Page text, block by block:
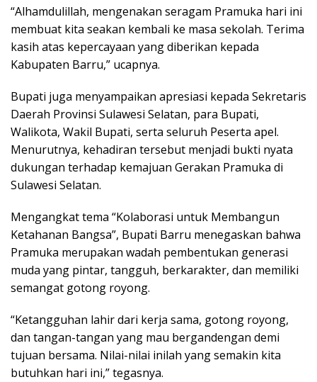
“Alhamdulillah, mengenakan seragam Pramuka hari ini
membuat kita seakan kembali ke masa sekolah. Terima
kasih atas kepercayaan yang diberikan kepada
Kabupaten Barru,” ucapnya.
Bupati juga menyampaikan apresiasi kepada Sekretaris
Daerah Provinsi Sulawesi Selatan, para Bupati,
Walikota, Wakil Bupati, serta seluruh Peserta apel.
Menurutnya, kehadiran tersebut menjadi bukti nyata
dukungan terhadap kemajuan Gerakan Pramuka di
Sulawesi Selatan.
Mengangkat tema “Kolaborasi untuk Membangun
Ketahanan Bangsa”, Bupati Barru menegaskan bahwa
Pramuka merupakan wadah pembentukan generasi
muda yang pintar, tangguh, berkarakter, dan memiliki
semangat gotong royong.
“Ketangguhan lahir dari kerja sama, gotong royong,
dan tangan-tangan yang mau bergandengan demi
tujuan bersama. Nilai-nilai inilah yang semakin kita
butuhkan hari ini,” tegasnya.